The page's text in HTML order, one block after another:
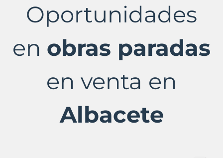
Albacete
Provincia
Murbalands
Oportunidades
en obras paradas
en venta en
Albacete